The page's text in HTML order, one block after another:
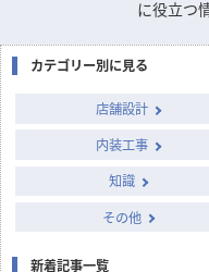
店舗開発・施
店舗設計施工.comでは、飲